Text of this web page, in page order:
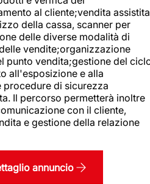
al cliente;vendita assistita
della cassa, scanner per
delle diverse modalità di
vendite;organizzazione
punto vendita;gestione del
all'esposizione e alla
di sicurezza
Il percorso permetterà inoltre
con il cliente,
e gestione della relazione
annuncio